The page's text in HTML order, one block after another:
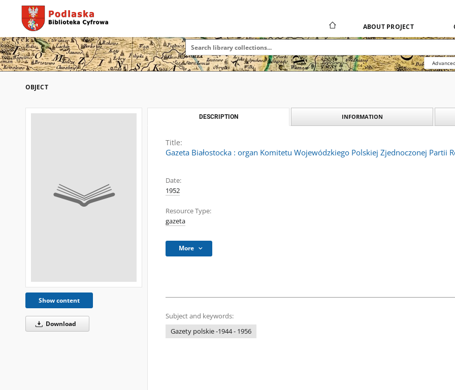
ABOUT PROJECT
OBJECT
Show content
Download
DESCRIPTION INFORMATION
Title:
Gazeta Białostocka : organ Komitetu Wojewódzkiego Polskiej Zjednoczonej Partii
Date:
1952
Resource Type:
gazeta
More
Subject and keywords:
Gazety polskie -1944 - 1956